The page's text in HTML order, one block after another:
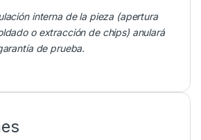
interna de la pieza (apertura
o extracción de chips) anulará
de prueba.